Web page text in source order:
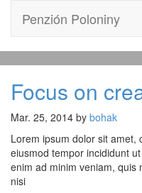
Penzión Poloniny
Focus on
Mar. 25, 2014 by bohak
Lorem ipsum dolor sit amet,
eiusmod tempor incididunt
enim ad minim veniam, quis
nisi